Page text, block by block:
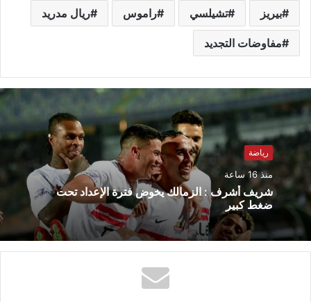
بيريز تشيلسي راموس ريال مدريد
مفاوضات التجديد
رياضة
منذ 16 ساعة
شريف أشرف : الزمالك يخوض فترة الإعداد تحت
ضغط كبير